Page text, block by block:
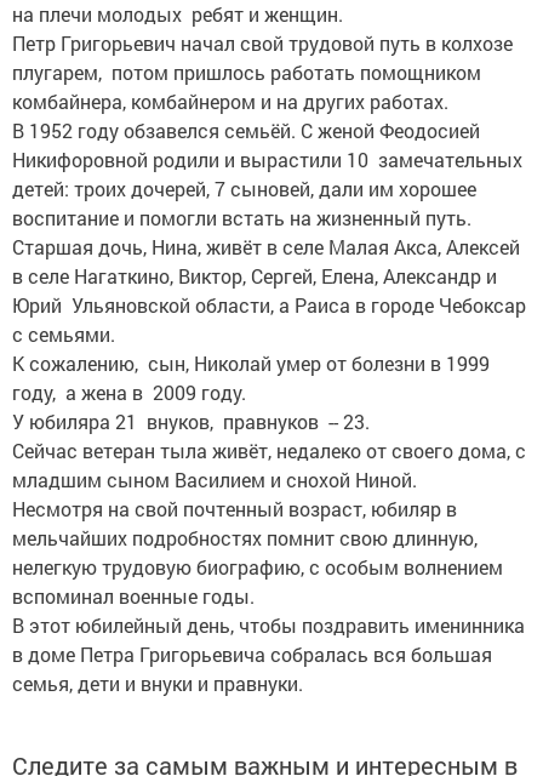
на плечи молодых ребят и женщин.
Петр Григорьевич начал свой трудовой путь в колхозе
плугарем, потом пришлось работать помощником
комбайнера, комбайнером и на других работах.
В 1952 году обзавелся семьёй. С женой Феодосией
Никифоровной родили и вырастили 10 замечательных
детей: троих дочерей, 7 сыновей, дали им хорошее
воспитание и помогли встать на жизненный путь.
Старшая дочь, Нина, живёт в селе Малая Акса, Алексей
в селе Нагаткино, Виктор, Сергей, Елена, Александр и
Юрий Ульяновской области, а Раиса в городе Чебоксар
с семьями.
К сожалению, сын, Николай умер от болезни в 1999
году, а жена в 2009 году.
У юбиляра 21 внуков, правнуков -- 23.
Сейчас ветеран тыла живёт, недалеко от своего дома, с
младшим сыном Василием и снохой Ниной.
Несмотря на свой почтенный возраст, юбиляр в
мельчайших подробностях помнит свою длинную,
нелегкую трудовую биографию, с особым волнением
вспоминал военные годы.
В этот юбилейный день, чтобы поздравить именинника
в доме Петра Григорьевича собралась вся большая
семья, дети и внуки и правнуки.
Следите за самым важным и интересным в